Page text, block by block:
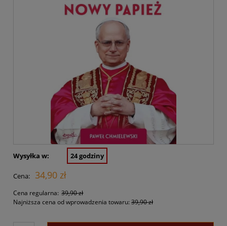
Wysyłka w: 24 godziny
Cena: 34,90 zł
Cena regularna: 39,90 zł
Najniższa cena od wprowadzenia towaru: 39,90 zł